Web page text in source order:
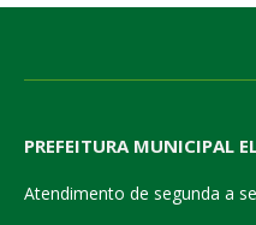
PREFEITURA MUNICIPAL
Atendimento de segunda a